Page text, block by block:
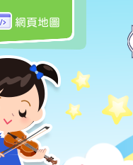
網頁地圖